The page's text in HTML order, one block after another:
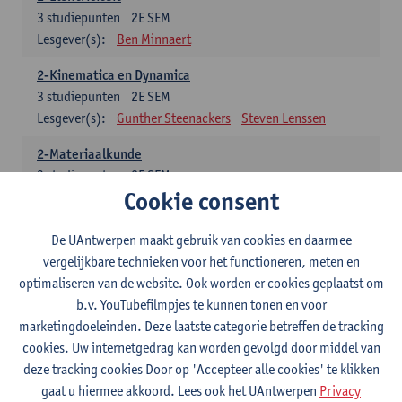
2E SEM
3 studiepunten
Lesgever(s):
Ben Minnaert
2-Kinematica en Dynamica
2E SEM
3 studiepunten
Lesgever(s):
Gunther Steenackers Steven Lenssen
2-Materiaalkunde
2E SEM
3studiepunten
Linda Beenaerts
2-Wiskunde
2E SEM
studiepunten
Lesgever(s):
Rudi Penne Jeffrey Cornelis
Kris Annaert
Stijn Dierckx
Annelies Fabri
Senne Ignoul
Specifiek deel
15 studiepunten
Cookie consent
De UAntwerpen maakt gebruik van cookies en daarmee
vergelijkbare technieken voor het functioneren, meten en
optimaliseren van de website. Ook worden er cookies geplaatst om
b.v. YouTubefilmpjes te kunnen tonen en voor
marketingdoeleinden. Deze laatste categorie betreffen de tracking
cookies. Uw internetgedrag kan worden gevolgd door middel van
deze tracking cookies Door op 'Accepteer alle cookies' te klikken
gaat u hiermee akkoord. Lees ook het UAntwerpen Privacy